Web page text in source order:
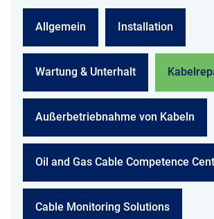
Allgemein Installation
Wartung & Unterhalt
Außerbetriebnahme von Kabeln
Oil and Gas Cable Competence
Cable Monitoring Solutions